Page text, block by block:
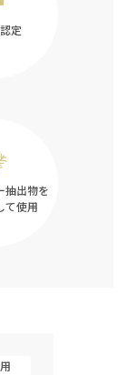
定
抽出物を
て使用